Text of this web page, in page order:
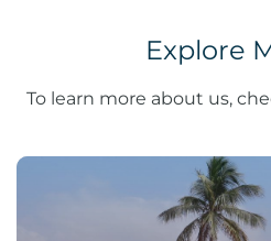
Explore
To learn more about us,